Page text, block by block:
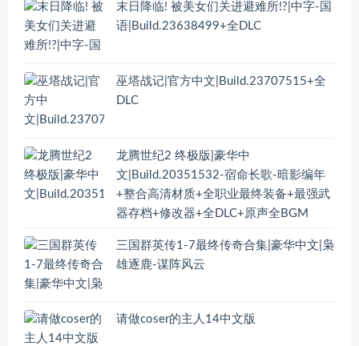
末日降临! 被美女们关进避难所!?|中字-国
语|Build.23638499+全DLC
巫塔战记|官方中文|Build.23707515+全
DLC
龙腾世纪2 终极版|豪华中
文|Build.20351532-宿命长歌-暗影编年
+整合高清材质+全职业最终装备+最强武
器存档+修改器+全DLC+原声全BGM
三国群英传1-7最终传奇合集|豪华中文|枭
雄逐鹿-谋阵风云
请做coser的主人14中文版